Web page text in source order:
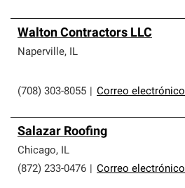
Walton Contractors LLC
Naperville, IL
(708) 303-8055 Correo electrónico
Salazar Roofing
Chicago, IL
(872) 233-0476
Correo electrónico